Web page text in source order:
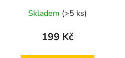
Skladem (>5 ks)
199 Kč